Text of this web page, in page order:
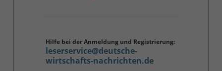
Hilfe bei der Anmeldung und Registrierung:
leserservice@deutsche-
wirtschafts-nachrichten.de